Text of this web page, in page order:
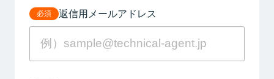
必須 返信用メールアドレス